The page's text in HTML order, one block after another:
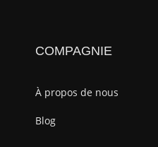
COMPAGNIE
À propos de nous
Blog